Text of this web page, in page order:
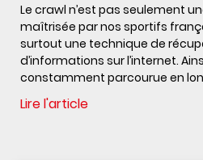
Le crawl n’est pas seulement
maîtrisée par nos sportifs
surtout une technique de
d’informations sur l’internet.
constamment parcourue en
Lire l'article